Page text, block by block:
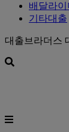
배달라
기타대출
대출브라더스